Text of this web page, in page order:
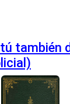
también